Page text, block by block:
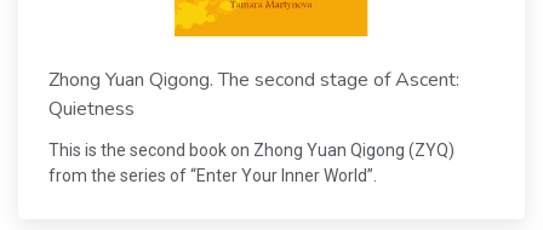
Zhong Yuan Qigong. The second stage of Ascent:
Quietness
This is the second book on Zhong Yuan Qigong (ZYQ)
from the series of “Enter Your Inner World”.